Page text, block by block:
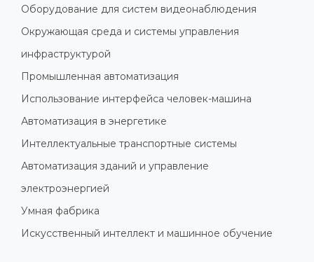
Оборудование для систем видеонаблюдения
Окружающая среда и системы управления
инфраструктурой
Промышленная автоматизация
Использование интерфейса человек-машина
Автоматизация в энергетике
Интеллектуальные транспортные системы
Автоматизация зданий и управление
электроэнергией
Умная фабрика
Искусственный интеллект и машинное обучение